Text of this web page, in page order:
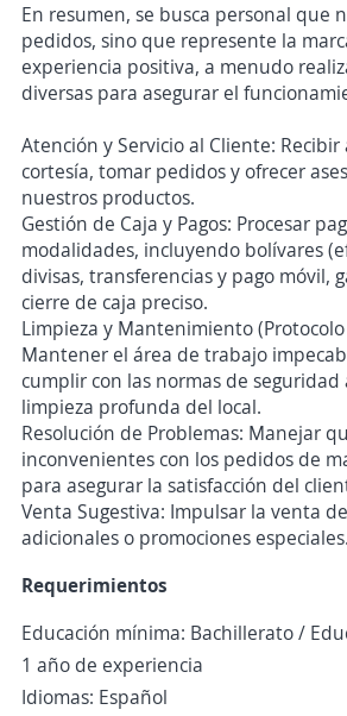
En resumen, se busca personal que
pedidos, sino que represente la
experiencia positiva, a menudo
diversas para asegurar el
Atención y Servicio al Cliente: Recibir
cortesía, tomar pedidos y ofrecer
nuestros productos.
Gestión de Caja y Pagos: Procesar
modalidades, incluyendo bolívares
divisas, transferencias y pago móvil,
cierre de caja preciso.
Limpieza y Mantenimiento
Mantener el área de trabajo
cumplir con las normas de
limpieza profunda del local.
Resolución de Problemas: Manejar
inconvenientes con los pedidos de
para asegurar la satisfacción del
Venta Sugestiva: Impulsar la venta
adicionales o promociones especiales.
Requerimientos
Educación mínima: Bachillerato /
1 año de experiencia
Idiomas: Español